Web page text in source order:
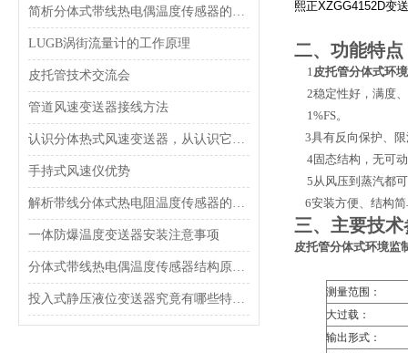
简析分体式带线热电偶温度传感器的原理和特点
LUGB涡街流量计的工作原理
皮托管技术交流会
管道风速变送器接线方法
认识分体热式风速变送器，从认识它的功能特点开始
手持式风速仪优势
解析带线分体式热电阻温度传感器的工作原理
一体防爆温度变送器安装注意事项
分体式带线热电偶温度传感器结构原理与测温特性解析
投入式静压液位变送器究竟有哪些特点呢？
熙正XZGG4152D变
二、功能特点
1皮托管分体式环
2稳定性好，满度
1%FS。
3具有反向保护、
4固态结构，无可
5从风压到蒸汽都
6安装方便、结构
三、主要技术
皮托管分体式环境监
测量范围：
大过载：
输出形式：